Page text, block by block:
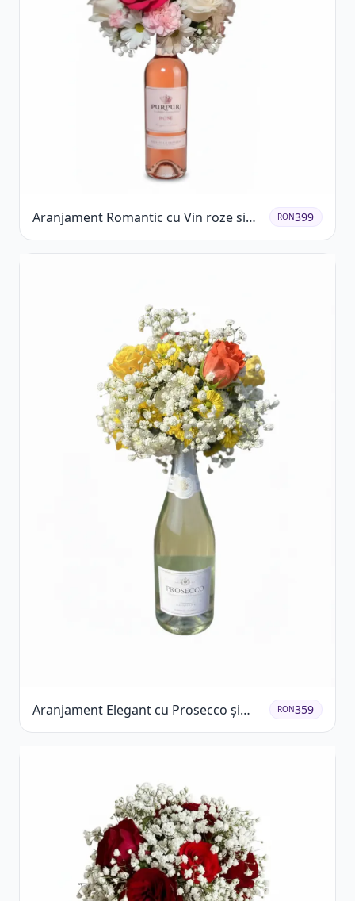
Aranjament Romantic cu Vin roze si
Flori pastel
RON399
Aranjament Elegant cu Prosecco și
Flori Galbene.
RON359